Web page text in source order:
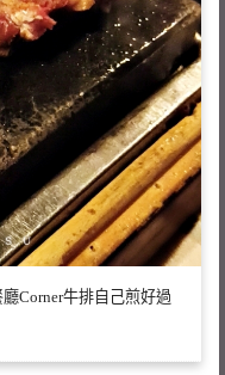
Corner牛排自己煎好過